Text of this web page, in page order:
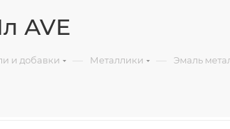
AVE
и добавки — Металлики — Эмаль